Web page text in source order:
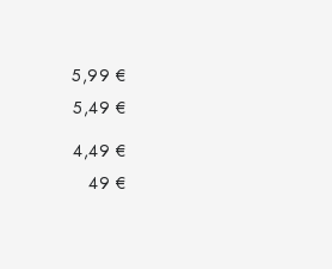
5,99 €
5,49 €
4,49 €
49 €